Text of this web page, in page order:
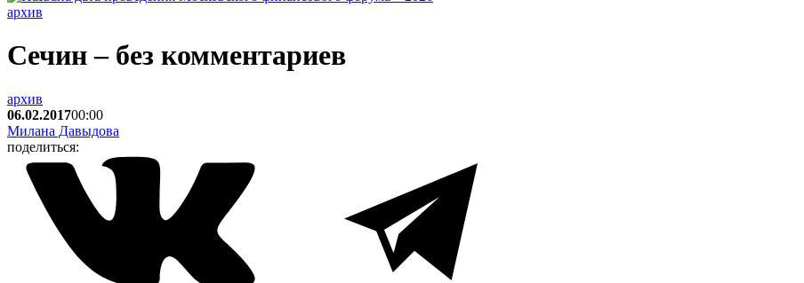
архив
Сечин – без комментариев
архив
06.02.201700:00
Милана Давыдова
поделиться: